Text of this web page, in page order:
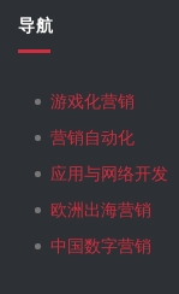
导航
游戏化营销
营销自动化
应用与网络开发
欧洲出海营销
中国数字营销